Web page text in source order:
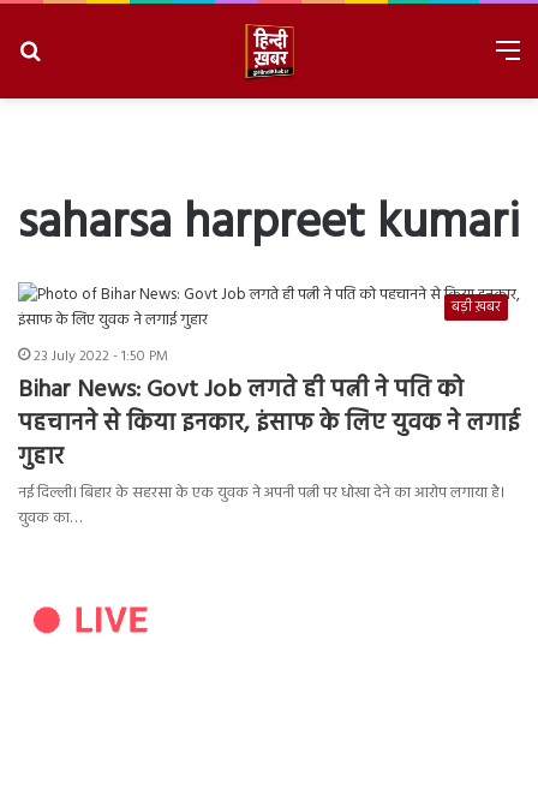
saharsa harpreet kumari
बड़ी ख़बर
23 July 2022 - 1:50 PM
Bihar News: Govt Job लगते ही पत्नी ने पति को
पहचानने से किया इनकार, इंसाफ के लिए युवक ने लगाई
गुहार
नई दिल्ली। बिहार के सहरसा के एक युवक ने अपनी पत्नी पर धोखा देने का आरोप लगाया है।
युवक का…